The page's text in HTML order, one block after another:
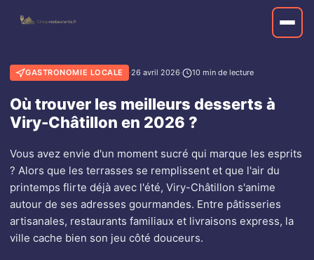
GASTRONOMIE LOCALE ·26 avril 2026· 10 min de lecture
Où trouver les meilleurs desserts à
Viry-Châtillon en 2026 ?
Vous avez envie d'un moment sucré qui marque les esprits
? Alors que les terrasses se remplissent et que l'air du
printemps flirte déjà avec l'été, Viry-Châtillon s'anime
autour de ses adresses gourmandes. Entre pâtisseries
artisanales, restaurants familiaux et livraisons express, la
ville cache bien son jeu côté douceurs.